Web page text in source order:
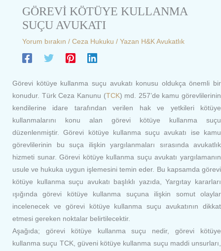
GÖREVİ KÖTÜYE KULLANMA
SUÇU AVUKATI
Yorum bırakın / Ceza Hukuku / Yazan H&K Avukatlık
Görevi kötüye kullanma suçu avukatı konusu oldukça önemli bir
konudur. Türk Ceza Kanunu (TCK) md. 257’de kamu görevlilerinin
kendilerine idare tarafından verilen hak ve yetkileri kötüye
kullanmalarını konu alan görevi kötüye kullanma suçu
düzenlenmiştir. Görevi kötüye kullanma suçu avukatı ise kamu
görevlilerinin bu suça ilişkin yargılanmaları sırasında avukatlık
hizmeti sunar. Görevi kötüye kullanma suçu avukatı yargılamanın
usule ve hukuka uygun işlemesini temin eder. Bu kapsamda görevi
kötüye kullanma suçu avukatı başlıklı yazıda, Yargıtay kararları
ışığında görevi kötüye kullanma suçuna ilişkin somut olaylar
incelenecek ve görevi kötüye kullanma suçu avukatının dikkat
etmesi gereken noktalar belirtilecektir.
Aşağıda; görevi kötüye kullanma suçu nedir, görevi kötüye
kullanma suçu TCK, güveni kötüye kullanma suçu maddi unsurları,